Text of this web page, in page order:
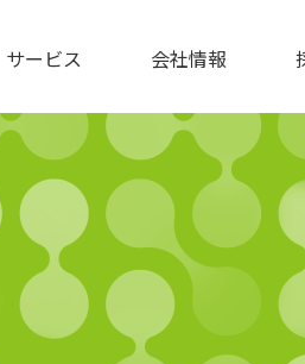
サービス 会社情報